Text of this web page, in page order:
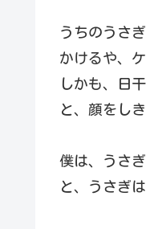
うちのうさ
かけるや、
しかも、日
と、顔をし
僕は、うさ
と、うさぎ